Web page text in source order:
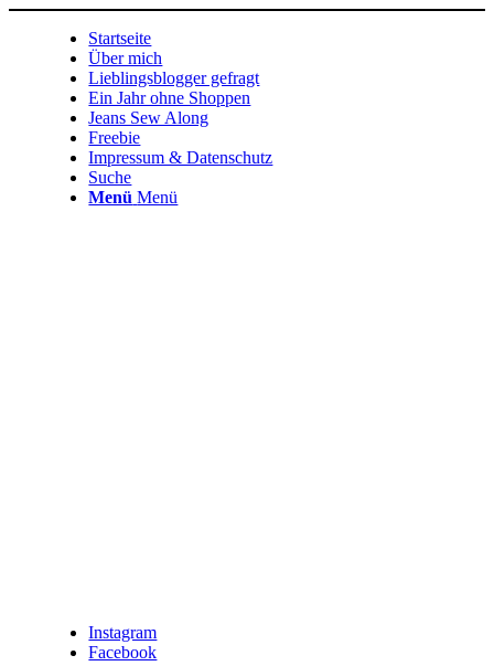
Startseite
Über mich
Lieblingsblogger gefragt
Ein Jahr ohne Shoppen
Jeans Sew Along
Freebie
Impressum & Datenschutz
Suche
Menü Menü
Instagram
Facebook